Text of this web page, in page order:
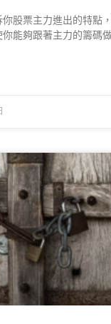
股票主力進出的特點
能夠跟著主力的籌碼